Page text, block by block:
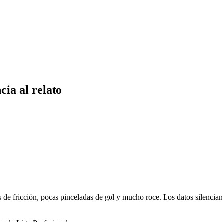
al relato
fricción, pocas pinceladas de gol y mucho roce. Los datos